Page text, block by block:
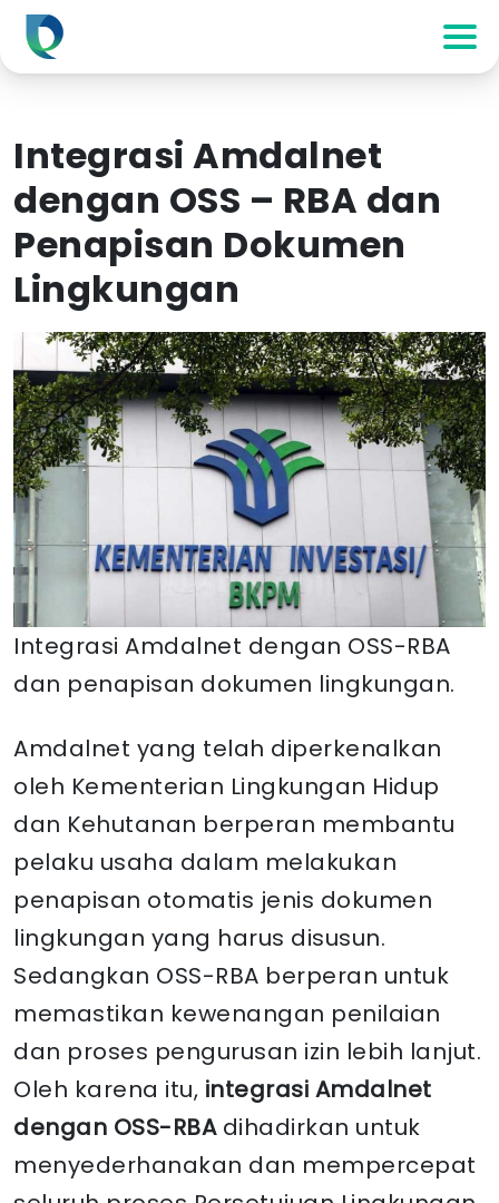
Integrasi Amdalnet
dengan OSS – RBA dan
Penapisan Dokumen
Lingkungan
Integrasi Amdalnet dengan OSS-RBA
dan penapisan dokumen lingkungan.
Amdalnet yang telah diperkenalkan
oleh Kementerian Lingkungan Hidup
dan Kehutanan berperan membantu
pelaku usaha dalam melakukan
penapisan otomatis jenis dokumen
lingkungan yang harus disusun.
Sedangkan OSS-RBA berperan untuk
memastikan kewenangan penilaian
dan proses pengurusan izin lebih lanjut.
Oleh karena itu, integrasi Amdalnet
dengan OSS-RBAdihadirkan untuk
menyederhanakan dan mempercepat